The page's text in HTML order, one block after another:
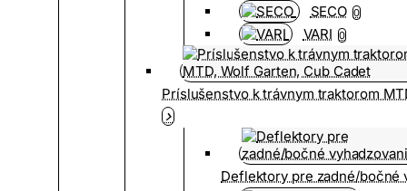
SECO 0
VARI 0
Príslušenstvo k trávnym traktorom
Deflektory pre zadné/bočné